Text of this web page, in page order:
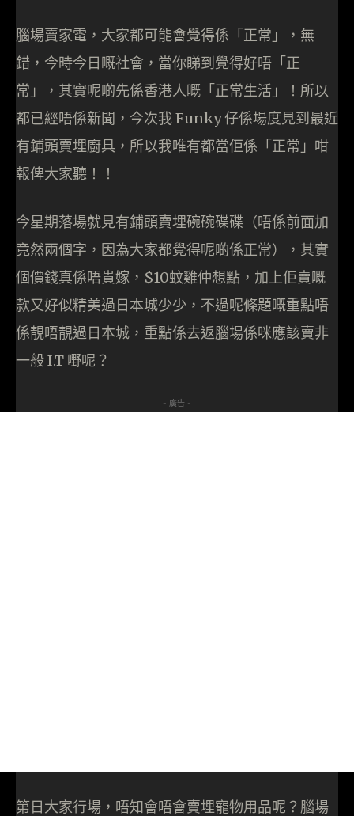
腦場賣家電，大家都可能會覺得係「正常」，無
錯，今時今日嘅社會，當你睇到覺得好唔「正
常」，其實呢啲先係香港人嘅「正常生活」！所以
都已經唔係新聞，今次我 Funky 仔係場度見到最近
有鋪頭賣埋廚具，所以我唯有都當佢係「正常」咁
報俾大家聽！！
今星期落場就見有鋪頭賣埋碗碗碟碟（唔係前面加
竟然兩個字，因為大家都覺得呢啲係正常），其實
個價錢真係唔貴嫁，$10蚊雞仲想點，加上佢賣嘅
款又好似精美過日本城少少，不過呢條題嘅重點唔
係靚唔靚過日本城，重點係去返腦場係咪應該賣非
一般 I.T 嘢呢？
- 廣告 -
第日大家行場，唔知會唔會賣埋寵物用品呢？腦場